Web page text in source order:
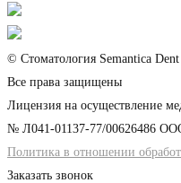
© Стоматология Semantica
Все права защищены
Лицензия на осуществление
№ Л041-01137-77/00626486
Политика в отношении
Заказать звонок